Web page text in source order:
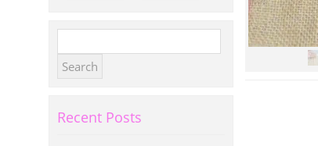
for:
Recent Posts